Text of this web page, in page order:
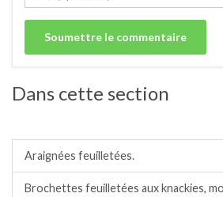
Dans cette section
Araignées feuilletées.
Brochettes feuilletées aux knackies,